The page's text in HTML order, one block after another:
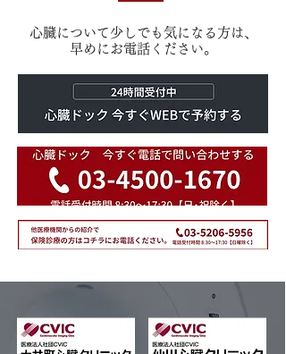
心臓について少しでも気になる方は、
早めにお電話ください。